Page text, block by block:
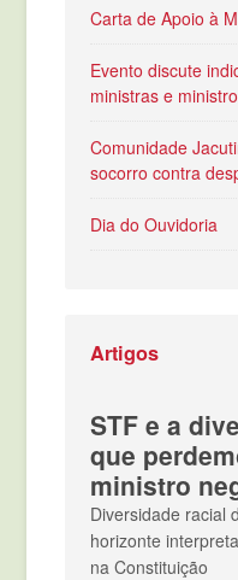
Carta de Apoio à
Evento discute
ministras e
Comunidade
socorro contra
Dia do Ouvidoria
Artigos
STF e a
que
ministro
Diversidade racial
horizonte
na Constituição